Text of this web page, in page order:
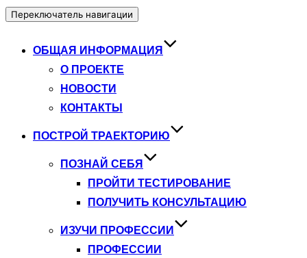
Переключатель навигации
ОБЩАЯ ИНФОРМАЦИЯ
О ПРОЕКТЕ
НОВОСТИ
КОНТАКТЫ
ПОСТРОЙ ТРАЕКТОРИЮ
ПОЗНАЙ СЕБЯ
ПРОЙТИ ТЕСТИРОВАНИЕ
ПОЛУЧИТЬ КОНСУЛЬТАЦИЮ
ИЗУЧИ ПРОФЕССИИ
ПРОФЕССИИ